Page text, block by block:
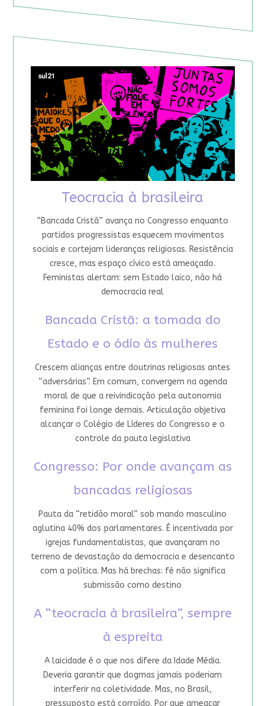
Teocracia à brasileira
“Bancada Cristã” avança no Congresso enquanto
partidos progressistas esquecem movimentos
sociais e cortejam lideranças religiosas. Resistência
cresce, mas espaço cívico está ameaçado.
Feministas alertam: sem Estado laico, não há
democracia real
Bancada Cristã: a tomada do
Estado e o ódio às mulheres
Crescem alianças entre doutrinas religiosas antes
“adversárias”. Em comum, convergem na agenda
moral de que a reivindicação pela autonomia
feminina foi longe demais. Articulação objetiva
alcançar o Colégio de Líderes do Congresso e o
controle da pauta legislativa
Congresso: Por onde avançam as
bancadas religiosas
Pauta da “retidão moral” sob mando masculino
aglutina 40% dos parlamentares. É incentivada por
igrejas fundamentalistas, que avançaram no
terreno de devastação da democracia e desencanto
com a política. Mas há brechas: fé não significa
submissão como destino
A “teocracia à brasileira”, sempre
à espreita
A laicidade é o que nos difere da Idade Média.
Deveria garantir que dogmas jamais poderiam
interferir na coletividade. Mas, no Brasil,
pressuposto está corroído. Por que ameaçar